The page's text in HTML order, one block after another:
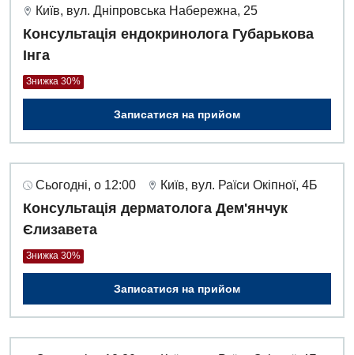
Київ, вул. Дніпровська Набережна, 25
Консультація ендокринолога Губарькова
Інга
Знижка 30%
Записатися на прийом
Сьогодні, о 12:00 Київ, вул. Раїси Окіпної, 4Б
Консультація дерматолога Дем'янчук
Єлизавета
Знижка 30%
Записатися на прийом